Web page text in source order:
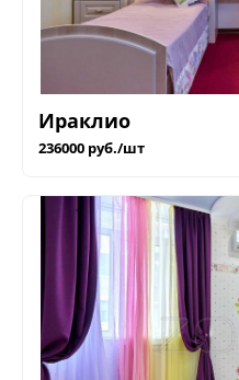
Ираклио
236000 руб./шт